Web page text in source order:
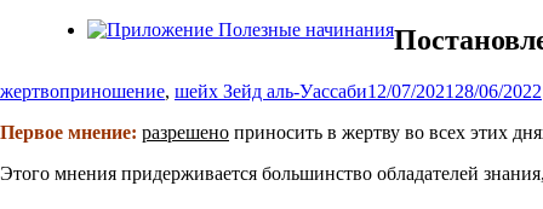
жертвоприношение, шейх Зейд аль-Уассаби12/07/2021 28/06/2022
Первое мнение: разрешено приносить в жертву во всех этих
Этого мнения придерживается большинство обладателей